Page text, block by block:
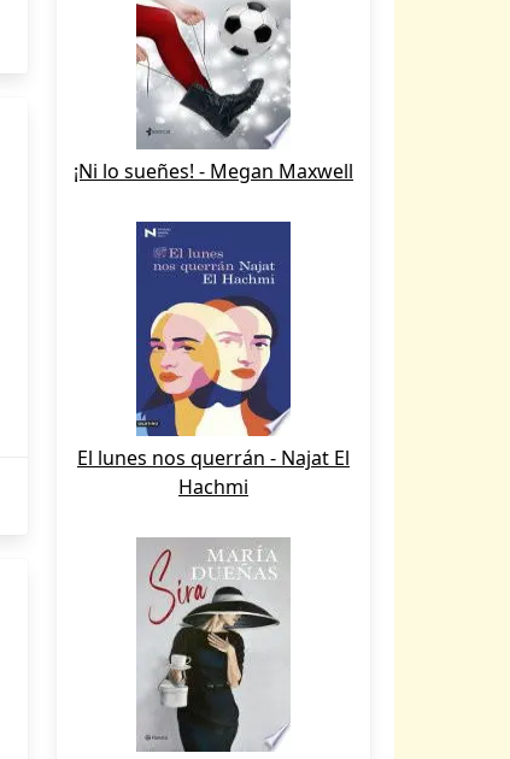
¡Ni lo sueñes! - Megan Maxwell
El lunes nos querrán - Najat El
Hachmi